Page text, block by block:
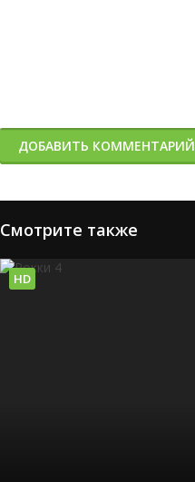
ДОБАВИТЬ КОММЕНТАРИЙ
Смотрите также
HD